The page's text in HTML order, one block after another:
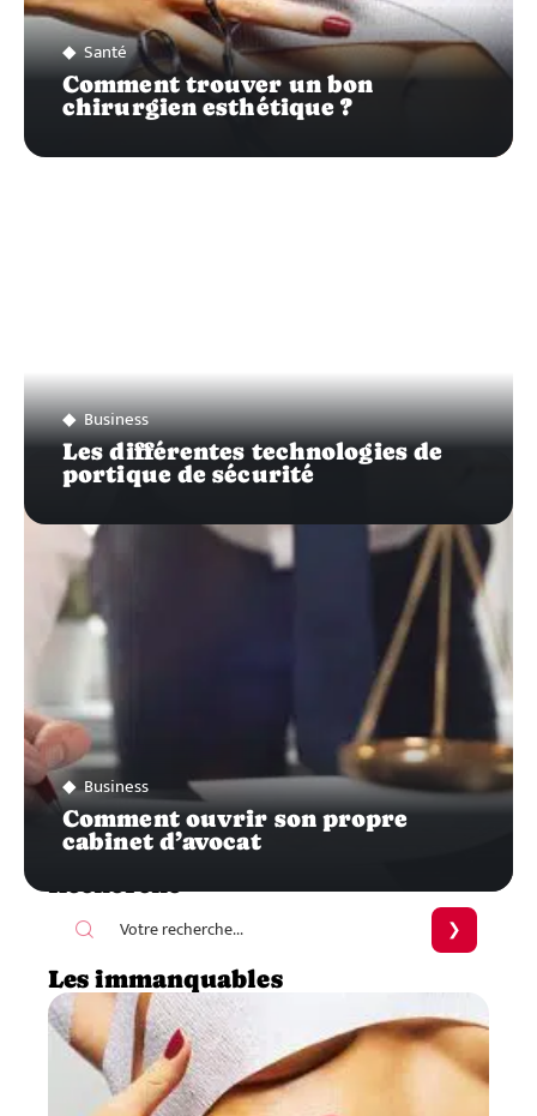
Santé
Comment trouver un bon
chirurgien esthétique ?
Business
Les différentes technologies de
portique de sécurité
Business
Comment ouvrir son propre
cabinet d’avocat
Les immanquables